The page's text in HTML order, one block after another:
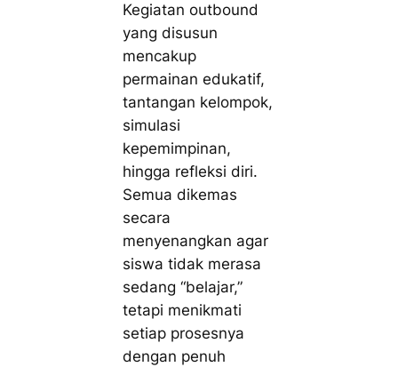
Kegiatan outbound
yang disusun
mencakup
permainan edukatif,
tantangan kelompok,
simulasi
kepemimpinan,
hingga refleksi diri.
Semua dikemas
secara
menyenangkan agar
siswa tidak merasa
sedang “belajar,”
tetapi menikmati
setiap prosesnya
dengan penuh